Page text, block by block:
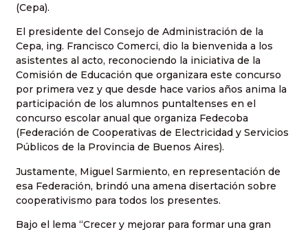
(Cepa).
El presidente del Consejo de Administración de la
Cepa, ing. Francisco Comerci, dio la bienvenida a los
asistentes al acto, reconociendo la iniciativa de la
Comisión de Educación que organizara este concurso
por primera vez y que desde hace varios años anima la
participación de los alumnos puntaltenses en el
concurso escolar anual que organiza Fedecoba
(Federación de Cooperativas de Electricidad y Servicios
Públicos de la Provincia de Buenos Aires).
Justamente, Miguel Sarmiento, en representación de
esa Federación, brindó una amena disertación sobre
cooperativismo para todos los presentes.
Bajo el lema “Crecer y mejorar para formar una gran